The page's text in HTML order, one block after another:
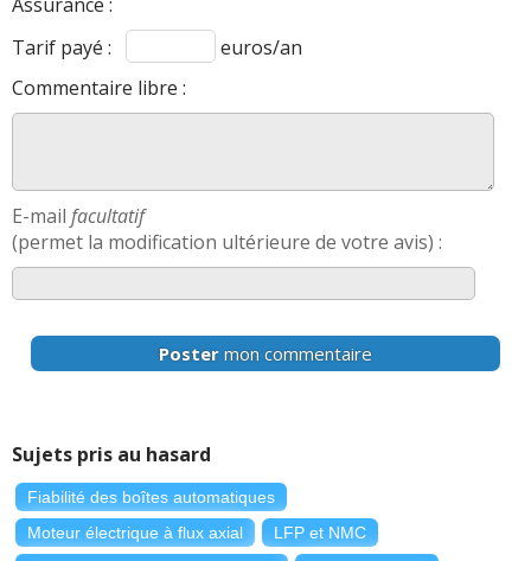
Tarif payé :
euros/an
Commentaire libre :
E-mail facultatif
(permet la modification ultérieure de votre avis) :
Poster mon commentaire
Sujets pris au hasard
Fiabilité des boîtes automatiques
Moteur électrique à flux axial
LFP et NMC